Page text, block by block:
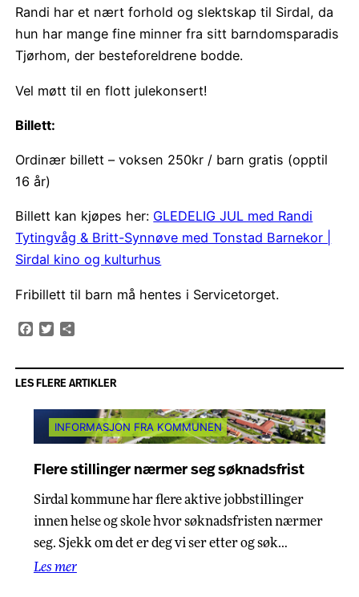
Randi har et nært forhold og slektskap til Sirdal, da
hun har mange fine minner fra sitt barndomsparadis
Tjørhom, der besteforeldrene bodde.
Vel møtt til en flott julekonsert!
Billett:
Ordinær billett – voksen 250kr / barn gratis (opptil
16 år)
Billett kan kjøpes her: GLEDELIG JUL med Randi
Tytingvåg & Britt-Synnøve med Tonstad Barnekor |
Sirdal kino og kulturhus
Fribillett til barn må hentes i Servicetorget.
Facebook
Twitter
LES FLERE ARTIKLER
INFORMASJON FRA KOMMUNEN
Flere stillinger nærmer seg søknadsfrist
Sirdal kommune har flere aktive jobbstillinger
innen helse og skole hvor søknadsfristen nærmer
seg. Sjekk om det er deg vi ser etter og søk…
Les mer